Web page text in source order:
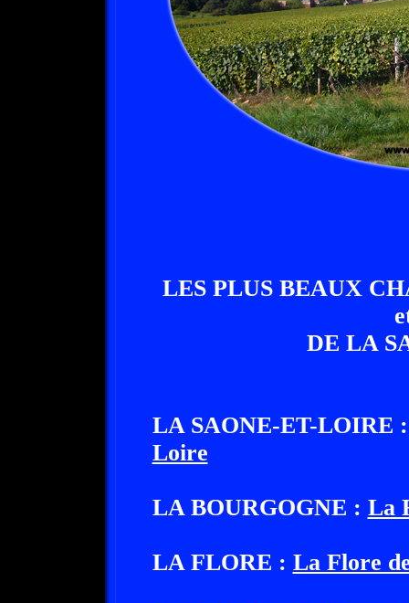
LES PLUS BEAUX
DE LA
LA SAONE-ET-LOIRE
Loire
LA BOURGOGNE : La
LA FLORE : La Flore